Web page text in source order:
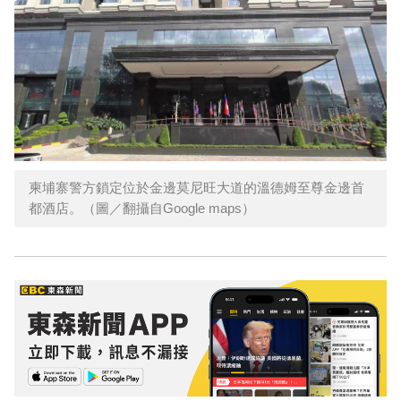
柬埔寨警方鎖定位於金邊莫尼旺大道的溫德姆至尊金邊首
都酒店。（圖／翻攝自Google maps）